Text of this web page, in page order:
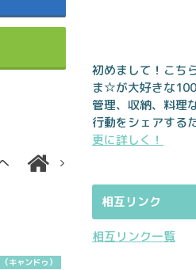
キャンドゥ）
初めまして！こち
ま☆が大好きな
管理、収納、料理
行動をシェアする
更に詳しく！
相互リンク
相互リンク一覧